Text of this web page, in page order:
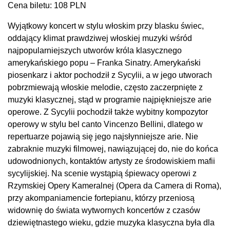
Cena biletu: 108 PLN
Wyjątkowy koncert w stylu włoskim przy blasku świec,
oddający klimat prawdziwej włoskiej muzyki wśród
najpopularniejszych utworów króla klasycznego
amerykańskiego popu – Franka Sinatry. Amerykański
piosenkarz i aktor pochodził z Sycylii, a w jego utworach
pobrzmiewają włoskie melodie, często zaczerpnięte z
muzyki klasycznej, stąd w programie najpiękniejsze arie
operowe. Z Sycylii pochodził także wybitny kompozytor
operowy w stylu bel canto Vincenzo Bellini, dlatego w
repertuarze pojawią się jego najsłynniejsze arie. Nie
zabraknie muzyki filmowej, nawiązującej do, nie do końca
udowodnionych, kontaktów artysty ze środowiskiem mafii
sycylijskiej. Na scenie wystąpią śpiewacy operowi z
Rzymskiej Opery Kameralnej (Opera da Camera di Roma),
przy akompaniamencie fortepianu, którzy przeniosą
widownię do świata wytwornych koncertów z czasów
dziewiętnastego wieku, gdzie muzyka klasyczna była dla